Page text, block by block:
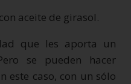
aceite de girasol.
que les aporta un
se pueden hacer
este caso, con un sólo